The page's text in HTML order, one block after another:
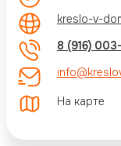
kreslo-v-
8 (916)
На карте